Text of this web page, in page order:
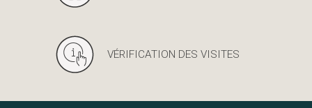
VÉRIFICATION DES VISITES